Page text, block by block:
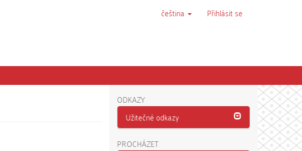
čeština Přihlásit se
ODKAZY
Užitečné odkazy
PROCHÁZET